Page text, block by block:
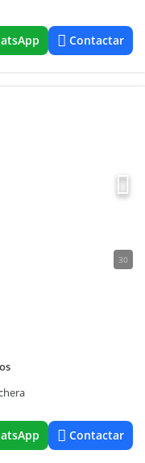
Contactar
30
Contactar